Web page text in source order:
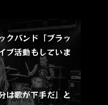
クバンド「ブラッ
ブ活動もしていま
は歌が下手だ」と